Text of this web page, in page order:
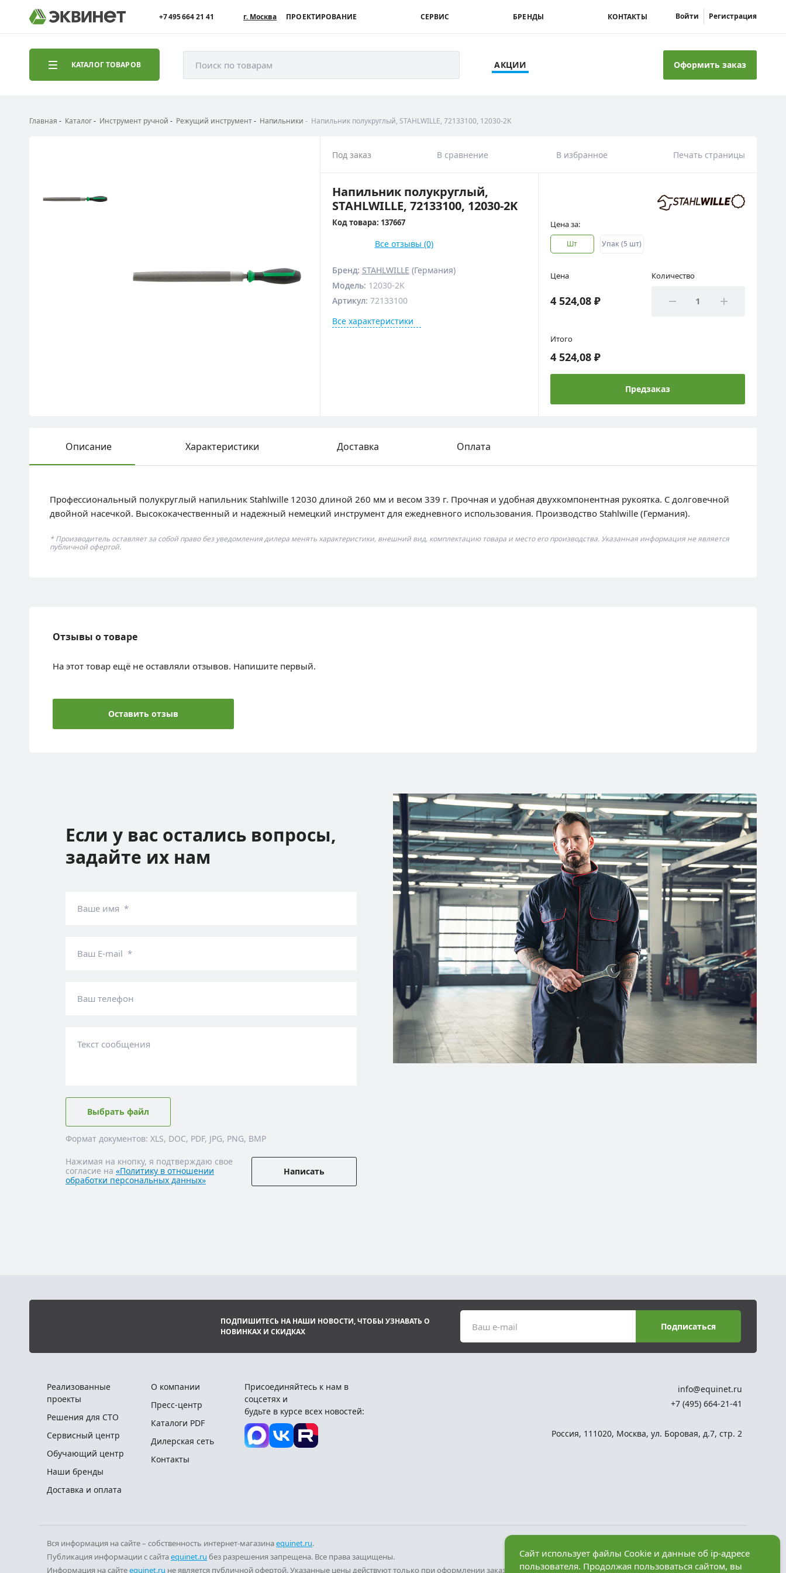
+7 495 664 21 41 г. Москва ПРОЕКТИРОВАНИЕ СЕРВИС БРЕНДЫ КОНТАКТЫ Войти Регистрация
КАТАЛОГ ТОВАРОВ Поиск по товарам АКЦИИ Оформить заказ
Главная Каталог Инструмент ручной Режущий инструмент Напильники Напильник полукруглый, STAHLWILLE, 72133100, 12030-2K
Под заказ В сравнение В избранное Печать страницы
Напильник полукруглый,
STAHLWILLE, 72133100, 12030-2K
Код товара: 137667
Все отзывы (0)
Бренд: STAHLWILLE (Германия)
Модель: 12030-2K
Артикул: 72133100
Все характеристики
Цена за:
шт упак (5 шт)
Цена
4 524,08 ₽
Количество
Итого
4 524,08 ₽
Предзаказ
Описание Характеристики Доставка Оплата
Профессиональный полукруглый напильник Stahlwille 12030 длиной 260 мм и весом 339 г. Прочная и удобная двухкомпонентная рукоятка. С долговечной
двойной насечкой. Высококачественный и надежный немецкий инструмент для ежедневного использования. Производство Stahlwille (Германия).
* Производитель оставляет за собой право без уведомления дилера менять характеристики, внешний вид, комплектацию товара и место его производства. Указанная информация не является
публичной офертой.
Отзывы о товаре
На этот товар ещё не оставляли отзывов. Напишите первый.
Оставить отзыв
Если у вас остались вопросы,
задайте их нам
Ваше имя *
Ваш E-mail *
Ваш телефон
Текст сообщения
Выбрать файл
Формат документов: XLS, DOC, PDF, JPG, PNG, BMP
Нажимая на кнопку, я подтверждаю свое
согласие на «Политику в отношении
обработки персональных данных»
Написать
ПОДПИШИТЕСЬ НА НАШИ НОВОСТИ, ЧТОБЫ УЗНАВАТЬ О
НОВИНКАХ И СКИДКАХ
Ваш e-mail Подписаться
Реализованные
проекты
Решения для СТО
Сервисный центр
Обучающий центр
Наши бренды
Доставка и оплата
О компании
Пресс-центр
Каталоги PDF
Дилерская сеть
Контакты
Присоединяйтесь к нам в
соцсетях и
будьте в курсе всех новостей:
info@equinet.ru
+7 (495) 664-21-41
Россия, 111020, Москва, ул. Боровая, д.7, стр. 2
Вся информация на сайте – собственность интернет-магазинаequinet.ru.
Публикация информации с сайтаequinet.ru без разрешения запрещена. Все права защищены.
Информация на сайтеequinet.ru не является публичной офертой. Указанные цены действуют только при оформлении заказа через
компания «Факт»
Сайт использует файлы Cookie и данные об ip-адресе
пользователя. Продолжая пользоваться сайтом, вы